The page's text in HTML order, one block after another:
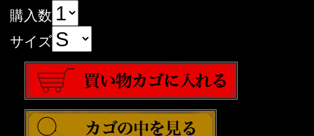
購入数
サイズ